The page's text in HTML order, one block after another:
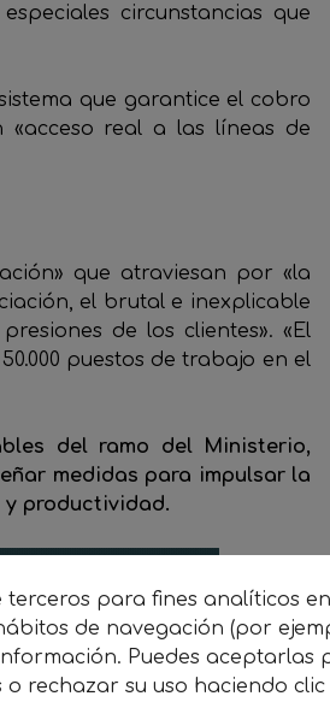
circunstancias que
que garantice el cobro
real a las líneas de
que atraviesan por «la
el brutal e inexplicable
de los clientes». «El
puestos de trabajo en el
del ramo del Ministerio,
medidas para impulsar la
y productividad.
prioridades en materia de
para fines analíticos
de navegación (por
Puedes aceptarlas
rechazar su uso haciendo clic